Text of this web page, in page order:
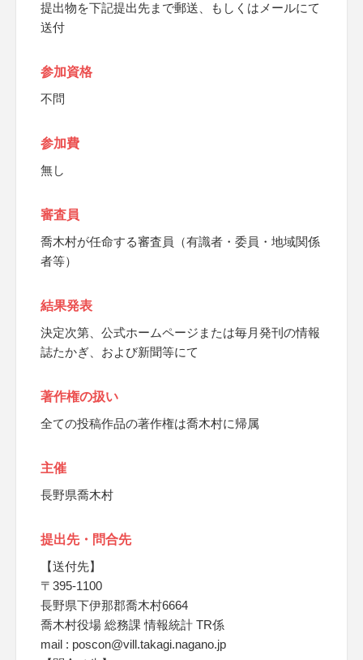
提出物を下記提出先まで郵送、もしくはメールにて
送付
参加資格
不問
参加費
無し
審査員
喬木村が任命する審査員（有識者・委員・地域関係
者等）
結果発表
決定次第、公式ホームページまたは毎月発刊の情報
誌たかぎ、および新聞等にて
著作権の扱い
全ての投稿作品の著作権は喬木村に帰属
主催
長野県喬木村
提出先・問合先
【送付先】
〒395-1100
長野県下伊那郡喬木村6664
喬木村役場 総務課 情報統計 TR係
mail : poscon@vill.takagi.nagano.jp